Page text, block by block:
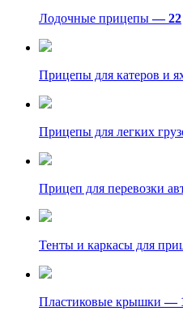
Лодочные прицепы— 22
Прицепы для катеров и
Прицепы для легких
Прицеп для перевозки
Тенты и каркасы для
Пластиковые крышки—